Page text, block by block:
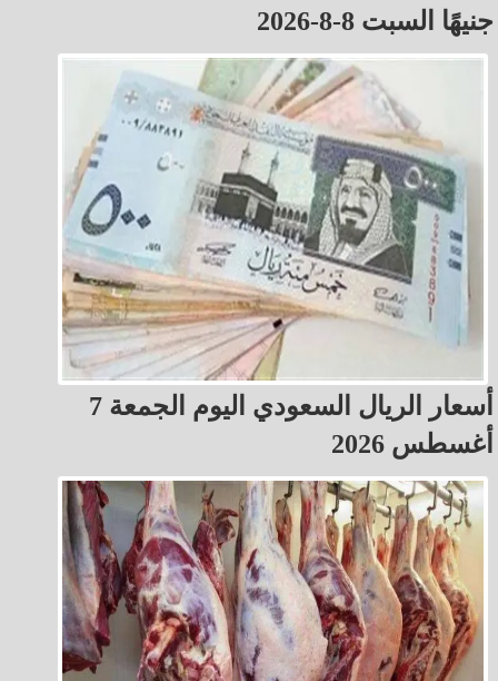
جنيهًا السبت 8-8-2026
أسعار الريال السعودي اليوم الجمعة 7
أغسطس 2026